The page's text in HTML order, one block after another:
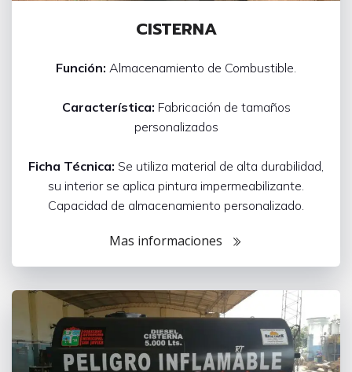
CISTERNA
Función: Almacenamiento de Combustible.
Característica: Fabricación de tamaños
personalizados
Ficha Técnica: Se utiliza material de alta durabilidad,
su interior se aplica pintura impermeabilizante.
Capacidad de almacenamiento personalizado.
Mas informaciones